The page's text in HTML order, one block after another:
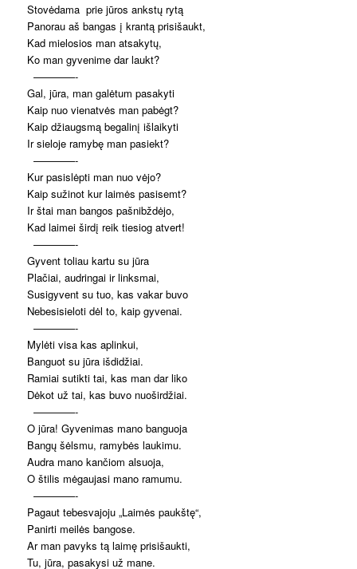
Stovėdama prie jūros ankstų rytą
Panorau aš bangas į krantą prisišaukt,
Kad mielosios man atsakytų,
Ko man gyvenime dar laukt?
————-
Gal, jūra, man galėtum pasakyti
Kaip nuo vienatvės man pabėgt?
Kaip džiaugsmą begalinį išlaikyti
Ir sieloje ramybę man pasiekt?
————-
Kur pasislėpti man nuo vėjo?
Kaip sužinot kur laimės pasisemt?
Ir štai man bangos pašnibždėjo,
Kad laimei širdį reik tiesiog atvert!
————-
Gyvent toliau kartu su jūra
Plačiai, audringai ir linksmai,
Susigyvent su tuo, kas vakar buvo
Nebesisieloti dėl to, kaip gyvenai.
————-
Mylėti visa kas aplinkui,
Banguot su jūra išdidžiai.
Ramiai sutikti tai, kas man dar liko
Dėkot už tai, kas buvo nuoširdžiai.
————-
O jūra! Gyvenimas mano banguoja
Bangų šėlsmu, ramybės laukimu.
Audra mano kančiom alsuoja,
O štilis mėgaujasi mano ramumu.
————-
Pagaut tebesvajoju „Laimės paukštę“,
Panirti meilės bangose.
Ar man pavyks tą laimę prisišaukti,
Tu, jūra, pasakysi už mane.